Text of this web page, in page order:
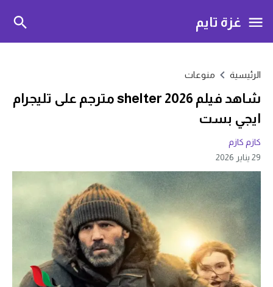
غزة تايم
الرئيسية منوعات
شاهد فيلم shelter 2026 مترجم على تليجرام
ايجي بست
كازم كازم
29 يناير 2026